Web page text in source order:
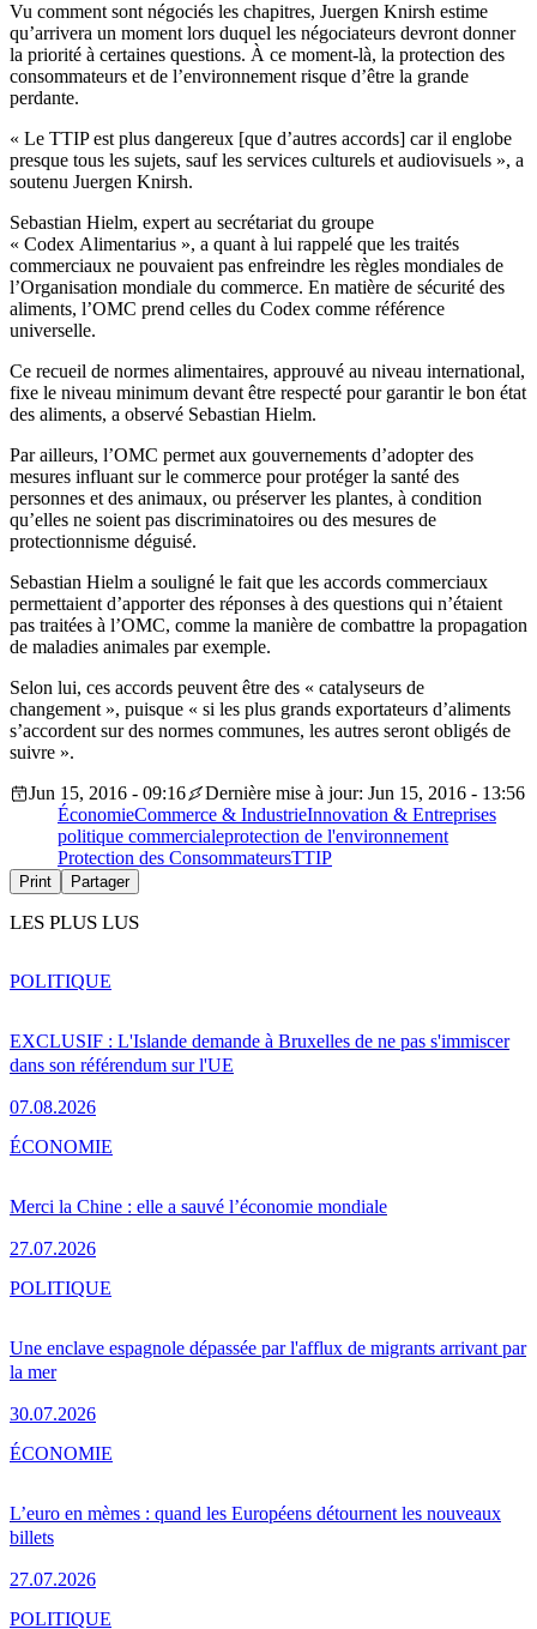
Vu comment sont négociés les chapitres, Juergen Knirsh estime
qu’arrivera un moment lors duquel les négociateurs devront donner
la priorité à certaines questions. À ce moment-là, la protection des
consommateurs et de l’environnement risque d’être la grande
perdante.
« Le TTIP est plus dangereux [que d’autres accords] car il englobe
presque tous les sujets, sauf les services culturels et audiovisuels », a
soutenu Juergen Knirsh.
Sebastian Hielm, expert au secrétariat du groupe
« Codex Alimentarius », a quant à lui rappelé que les traités
commerciaux ne pouvaient pas enfreindre les règles mondiales de
l’Organisation mondiale du commerce. En matière de sécurité des
aliments, l’OMC prend celles du Codex comme référence
universelle.
Ce recueil de normes alimentaires, approuvé au niveau international,
fixe le niveau minimum devant être respecté pour garantir le bon état
des aliments, a observé Sebastian Hielm.
Par ailleurs, l’OMC permet aux gouvernements d’adopter des
mesures influant sur le commerce pour protéger la santé des
personnes et des animaux, ou préserver les plantes, à condition
qu’elles ne soient pas discriminatoires ou des mesures de
protectionnisme déguisé.
Sebastian Hielm a souligné le fait que les accords commerciaux
permettaient d’apporter des réponses à des questions qui n’étaient
pas traitées à l’OMC, comme la manière de combattre la propagation
de maladies animales par exemple.
Selon lui, ces accords peuvent être des « catalyseurs de
changement », puisque « si les plus grands exportateurs d’aliments
s’accordent sur des normes communes, les autres seront obligés de
suivre ».
Jun 15, 2016 - 09:16
Dernière mise à jour: Jun 15, 2016 - 13:56
ÉconomieCommerce & IndustrieInnovation & Entreprises
politique commercialeprotection de l'environnement
Protection des ConsommateursTTIP
Print Partager
LES PLUS LUS
EXCLUSIF : L'Islande demande à Bruxelles de ne pas s'immiscer
dans son référendum sur l'UE
07.08.2026
POLITIQUE
Merci la Chine : elle a sauvé l’économie mondiale
27.07.2026
ÉCONOMIE
Une enclave espagnole dépassée par l'afflux de migrants arrivant par
la mer
30.07.2026
POLITIQUE
L’euro en mèmes : quand les Européens détournent les nouveaux
billets
27.07.2026
ÉCONOMIE
POLITIQUE